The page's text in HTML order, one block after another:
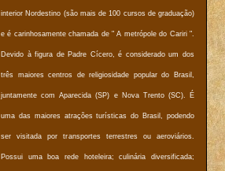
interior Nordestino (são mais de 100 cursos de graduação)
e é carinhosamente chamada de " A metrópole do Cariri ".
Devido à figura de Padre Cícero, é considerado um dos
três maiores centros de religiosidade popular do Brasil,
juntamente com Aparecida (SP) e Nova Trento (SC). É
uma das maiores atrações turísticas do Brasil, podendo
ser visitada por transportes terrestres ou aeroviários.
Possui uma boa rede hoteleira; culinária diversificada;